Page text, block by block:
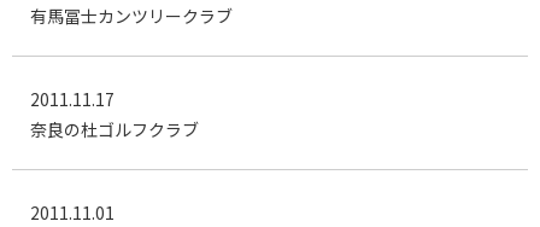
有馬冨士カンツリークラブ
2011.11.17
奈良の杜ゴルフクラブ
2011.11.01